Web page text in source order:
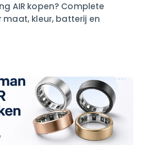
AIR kopen? Complete
kleur, batterij en